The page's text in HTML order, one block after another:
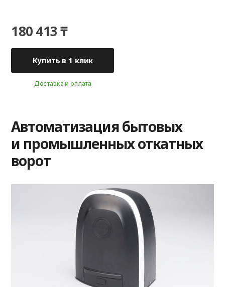
180 413 ₸
Купить в 1 клик
Доставка и оплата
Автоматизация бытовых
и промышленных откатных
ворот